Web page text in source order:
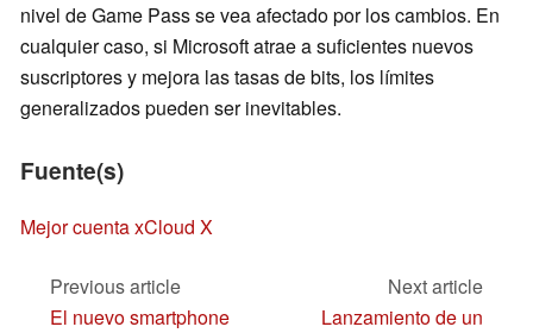
nivel de Game Pass se vea afectado por los cambios. En
cualquier caso, si Microsoft atrae a suficientes nuevos
suscriptores y mejora las tasas de bits, los límites
generalizados pueden ser inevitables.
Fuente(s)
Mejor cuenta xCloud X
Previous article
El nuevo smartphone
Next article
Lanzamiento de un